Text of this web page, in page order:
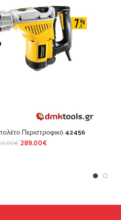
Περιστροφικό 42456
€ 289.00€